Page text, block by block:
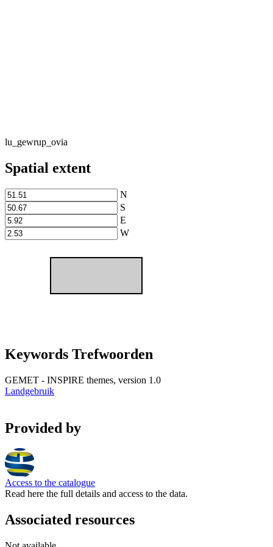
lu_gewrup_ovia
Spatial extent
N
S
E
W
Keywords Trefwoorden
GEMET - INSPIRE themes, version 1.0
Landgebruik
Provided by
Access to the catalogue
Read here the full details and access to the data.
Associated resources